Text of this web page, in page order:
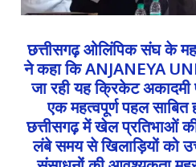
छत्तीसगढ़ ओलिंपिक संघ के
ने कहा कि ANJANEYA
जा रही यह क्रिकेट
एक महत्वपूर्ण पहल साबित
छत्तीसगढ़ में खेल प्रतिभाओं
लंबे समय से खिलाड़ियों को